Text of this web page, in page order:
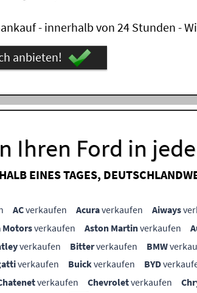
- innerhalb von 24 Stunden -
anbieten!
Ihren Ford in
EINES TAGES,
ACverkaufen Acuraverkaufen Aiways
Motorsverkaufen Aston Martinverkaufen
verkaufen Bitterverkaufen BMW
verkaufen Buickverkaufen BYD
verkaufen Chevroletverkaufen